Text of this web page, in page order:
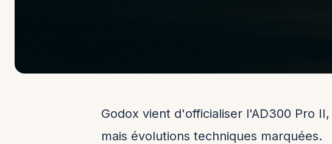
Godox vient d'officialiser l'AD300 Pro
mais évolutions techniques marquées.